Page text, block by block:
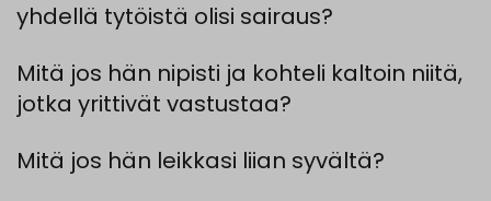
yhdellä tytöistä olisi sairaus?
Mitä jos hän nipisti ja kohteli kaltoin niitä,
jotka yrittivät vastustaa?
Mitä jos hän leikkasi liian syvältä?